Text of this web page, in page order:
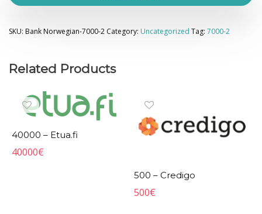
SKU: Bank Norwegian-7000-2 Category: Uncategorized Tag: 7000-2
Related Products
40000 – Etua.fi
40000€
500 – Credigo
500€